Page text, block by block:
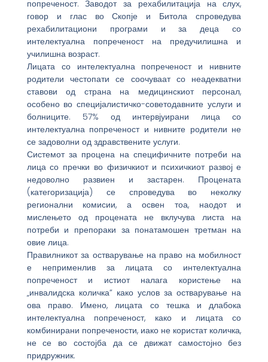
попреченост. Заводот за рехабилитација на слух,
говор и глас во Скопје и Битола спроведува
рехабилитациони програми и за деца со
интелектуална попреченост на предучилишна и
училишна возраст.
Лицата со интелектуална попреченост и нивните
родители честопати се соочуваат со неадекватни
ставови од страна на медицинскиот персонал,
особено во специјалистичко-советодавните услуги и
болниците. 57% од интервјуирани лица со
интелектуална попреченост и нивните родители не
се задоволни од здравствените услуги.
Системот за процена на специфичните потреби на
лица со пречки во физичкиот и психичкиот развој е
недоволно развиен и застарен. Процената
(категоризација) се спроведува во неколку
регионални комисии, а освен тоа, наодот и
мислењето од процената не вклучува листа на
потреби и препораки за понатамошен третман на
овие лица.
Правилникот за остварување на право на мобилност
е неприменлив за лицата со интелектуална
попреченост и истиот налага користење на
„инвалидска количка” како услов за остварување на
ова право. Имено, лицата со тешка и длабока
интелектуална попреченост, како и лицата со
комбинирани попречености, иако не користат количка,
не се во состојба да се движат самостојно без
придружник.